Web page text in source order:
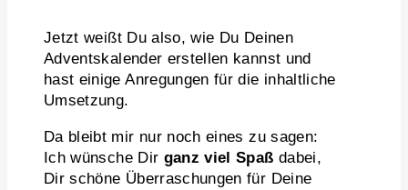
Jetzt weißt Du also, wie Du Deinen
Adventskalender erstellen kannst und
hast einige Anregungen für die inhaltliche
Umsetzung.
Da bleibt mir nur noch eines zu sagen:
Ich wünsche Dir ganz viel Spaß dabei,
Dir schöne Überraschungen für Deine